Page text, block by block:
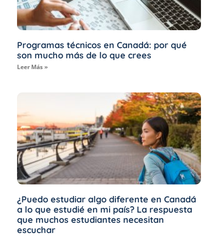
Programas técnicos en Canadá: por qué
son mucho más de lo que crees
Leer Más »
¿Puedo estudiar algo diferente en Canadá
a lo que estudié en mi país? La respuesta
que muchos estudiantes necesitan
escuchar